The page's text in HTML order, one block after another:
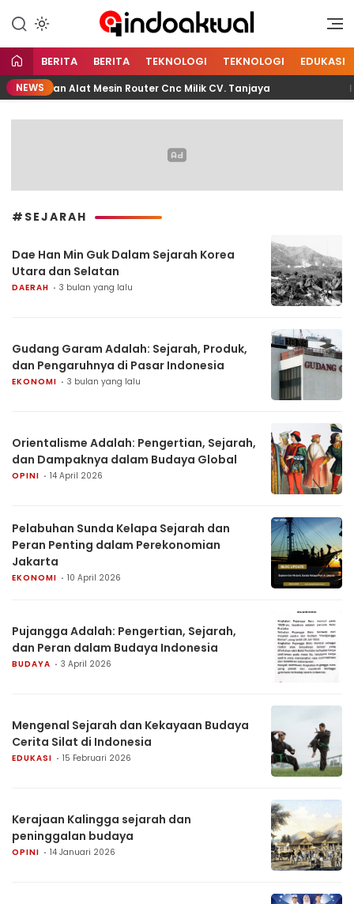
Indoaktual
Indonesia Aktual
BERITA BERITA TEKNOLOGI TEKNOLOGI EDUKASI
NEWS Alat Mesin Router Cnc Milik CV. Tanjaya
#SEJARAH
Dae Han Min Guk Dalam Sejarah Korea
Utara dan Selatan
DAERAH 3 bulan yang lalu
Gudang Garam Adalah: Sejarah, Produk,
dan Pengaruhnya di Pasar Indonesia
EKONOMI 3 bulan yang lalu
Orientalisme Adalah: Pengertian, Sejarah,
dan Dampaknya dalam Budaya Global
OPINI 14 April 2026
Pelabuhan Sunda Kelapa Sejarah dan
Peran Penting dalam Perekonomian
Jakarta
EKONOMI 10 April 2026
Pujangga Adalah: Pengertian, Sejarah,
dan Peran dalam Budaya Indonesia
BUDAYA 3 April 2026
Mengenal Sejarah dan Kekayaan Budaya
Cerita Silat di Indonesia
EDUKASI 15 Februari 2026
Kerajaan Kalingga sejarah dan
peninggalan budaya
OPINI 14 Januari 2026